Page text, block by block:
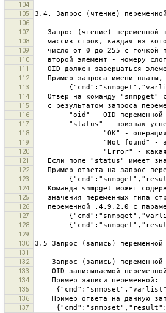
104
105
106
107
108
109
110
111
112
113
114
115
116
117
118
119
120
121
122
123
124
125
126
127
128
129
130
131
132
133
134
135
136
137